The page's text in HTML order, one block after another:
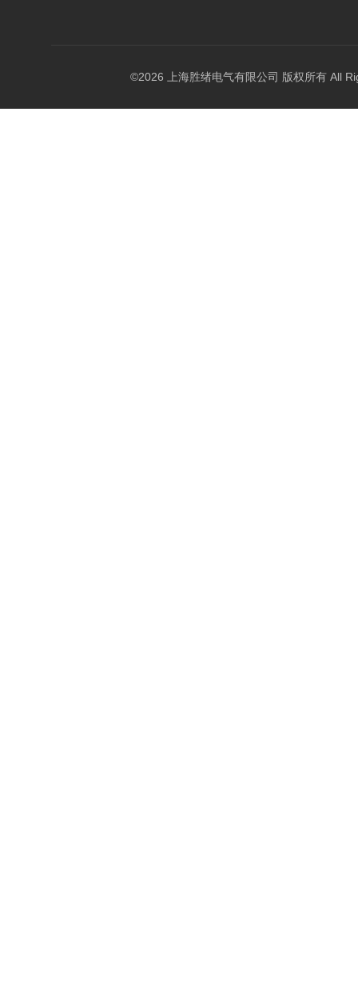
©2026 上海胜绪电气有限公司 版权所有 All